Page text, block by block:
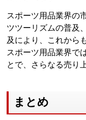
スポーツ用品業界の
ツツーリズムの普及
及により、これから
スポーツ用品業界で
とで、さらなる売り
まとめ